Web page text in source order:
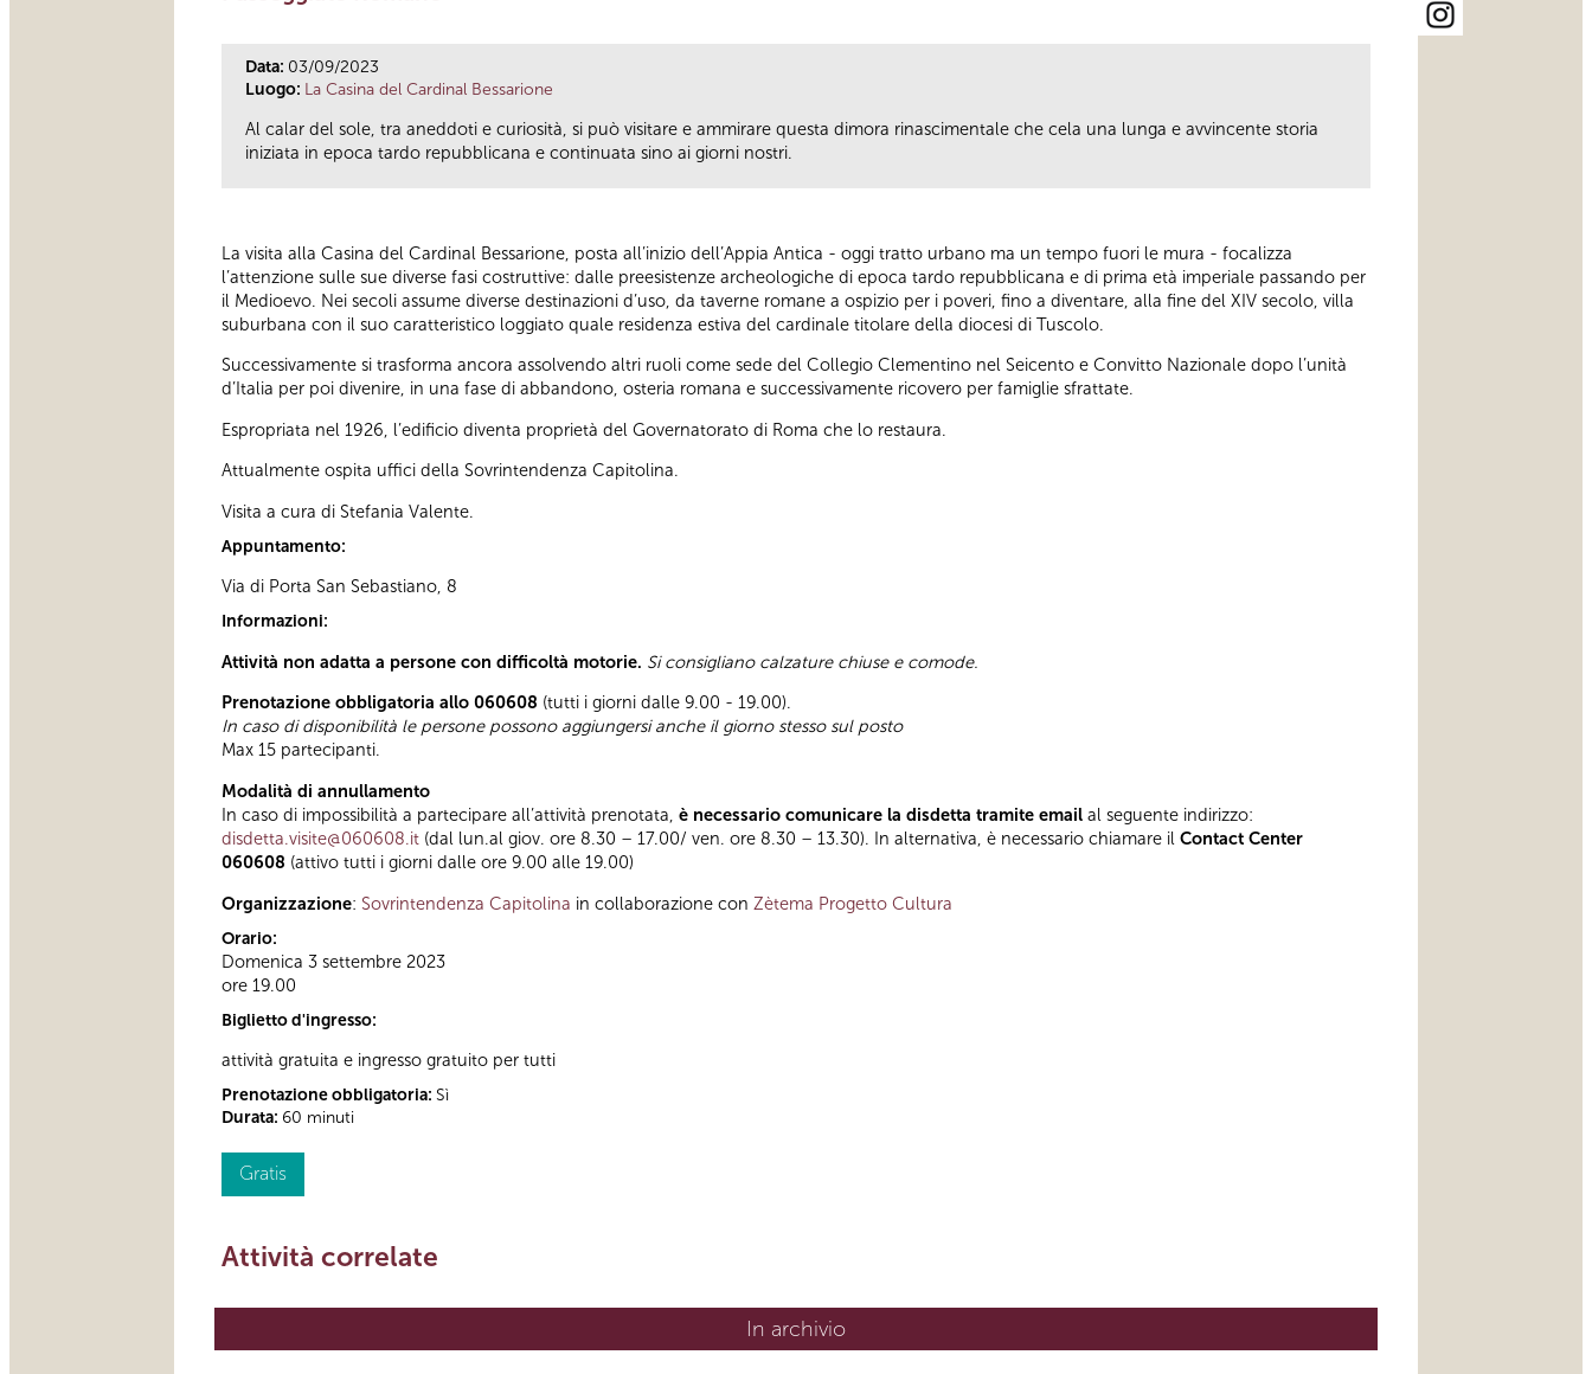
Data: 03/09/2023
Luogo: La Casina del Cardinal Bessarione
Al calar del sole, tra aneddoti e curiosità, si può visitare e ammirare questa dimora rinascimentale che cela una lunga e avvincente storia
iniziata in epoca tardo repubblicana e continuata sino ai giorni nostri.
La visita alla Casina del Cardinal Bessarione, posta all’inizio dell’Appia Antica - oggi tratto urbano ma un tempo fuori le mura - focalizza
l’attenzione sulle sue diverse fasi costruttive: dalle preesistenze archeologiche di epoca tardo repubblicana e di prima età imperiale passando per
il Medioevo. Nei secoli assume diverse destinazioni d’uso, da taverne romane a ospizio per i poveri, fino a diventare, alla fine del XIV secolo, villa
suburbana con il suo caratteristico loggiato quale residenza estiva del cardinale titolare della diocesi di Tuscolo.
Successivamente si trasforma ancora assolvendo altri ruoli come sede del Collegio Clementino nel Seicento e Convitto Nazionale dopo l’unità
d’Italia per poi divenire, in una fase di abbandono, osteria romana e successivamente ricovero per famiglie sfrattate.
Espropriata nel 1926, l’edificio diventa proprietà del Governatorato di Roma che lo restaura.
Attualmente ospita uffici della Sovrintendenza Capitolina.
Visita a cura di Stefania Valente.
Appuntamento:
Via di Porta San Sebastiano, 8
Informazioni:
Attività non adatta a persone con difficoltà motorie. Si consigliano calzature chiuse e comode.
Prenotazione obbligatoria allo 060608 (tutti i giorni dalle 9.00 - 19.00).
In caso di disponibilità le persone possono aggiungersi anche il giorno stesso sul posto
Max 15 partecipanti.
Modalità di annullamento
In caso di impossibilità a partecipare all’attività prenotata, è necessario comunicare la disdetta tramite email al seguente indirizzo:
disdetta.visite@060608.it (dal lun.al giov. ore 8.30 – 17.00/ ven. ore 8.30 – 13.30). In alternativa, è necessario chiamare il Contact Center
060608 (attivo tutti i giorni dalle ore 9.00 alle 19.00)
Organizzazione: Sovrintendenza Capitolina in collaborazione con Zètema Progetto Cultura
Orario:
Domenica 3 settembre 2023
ore 19.00
Biglietto d'ingresso:
attività gratuita e ingresso gratuito per tutti
Prenotazione obbligatoria: Sì
Durata: 60 minuti
Gratis
Attività correlate
In archivio